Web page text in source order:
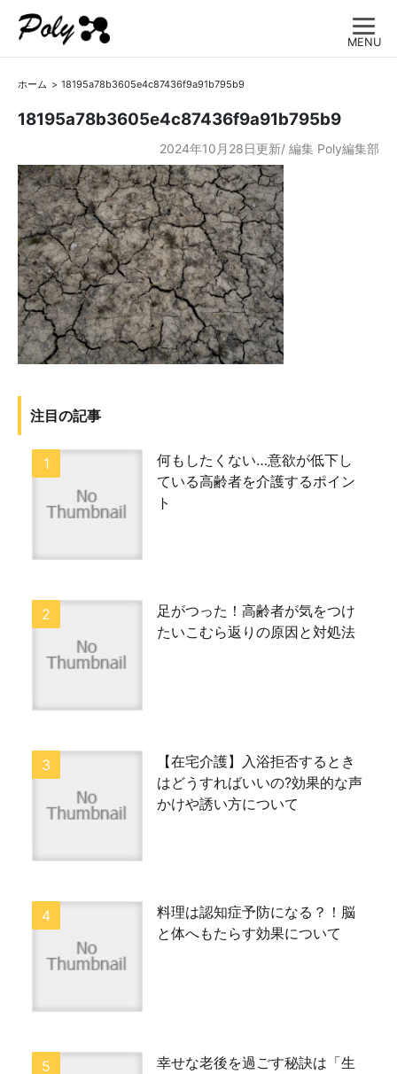
MENU
ホーム 18195a78b3605e4c87436f9a91b795b9
18195a78b3605e4c87436f9a91b795b9
2024年10月28日更新/ 編集 Poly編集部
注目の記事
何もしたくない…意欲が低下し
ている高齢者を介護するポイン
ト
足がつった！高齢者が気をつけ
たいこむら返りの原因と対処法
【在宅介護】入浴拒否するとき
はどうすればいいの?効果的な声
かけや誘い方について
料理は認知症予防になる？！脳
と体へもたらす効果について
幸せな老後を過ごす秘訣は「生